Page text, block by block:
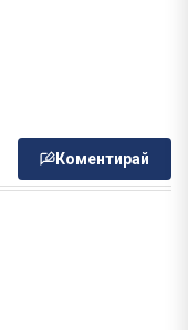
Коментирай